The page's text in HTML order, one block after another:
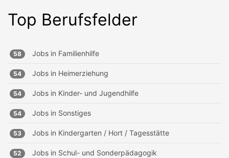
Top Berufsfelder
58 Jobs in Familienhilfe
54 Jobs in Heimerziehung
54 Jobs in Kinder- und Jugendhilfe
54 Jobs in Sonstiges
53 Jobs in Kindergarten / Hort / Tagesstätte
52 Jobs in Schul- und Sonderpädagogik